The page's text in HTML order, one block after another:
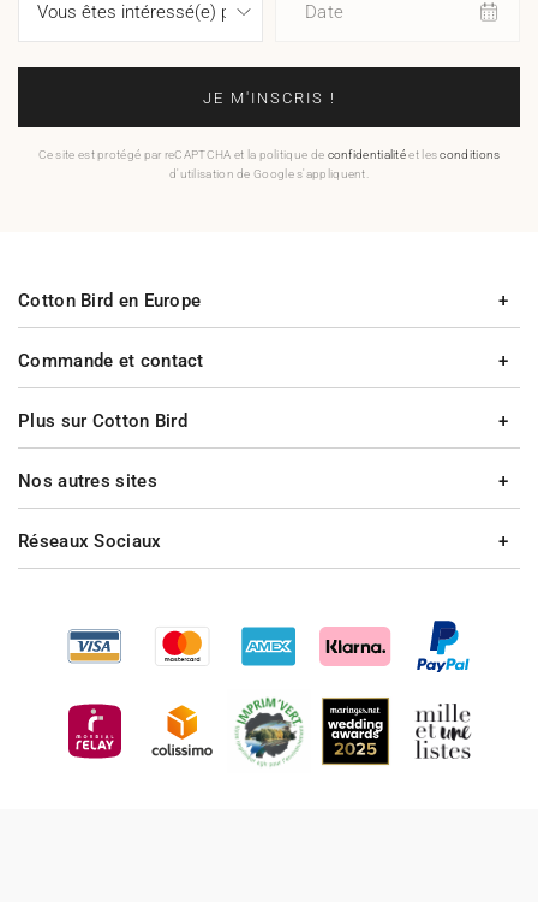
Date
JE M'INSCRIS !
Ce site est protégé par reCAPTCHA et la politique de confidentialitéet lesconditions
d'utilisation de Google s'appliquent.
Commande et contact
Plus sur Cotton Bird
Cotton Bird en Europe
Nos autres sites
Réseaux Sociaux